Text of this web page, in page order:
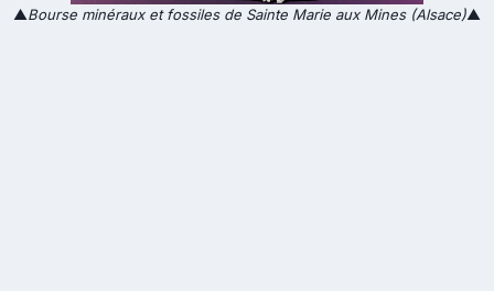
▲Bourse minéraux et fossiles de Sainte Marie aux Mines (Alsace)▲